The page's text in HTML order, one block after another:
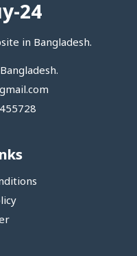
24
in Bangladesh.